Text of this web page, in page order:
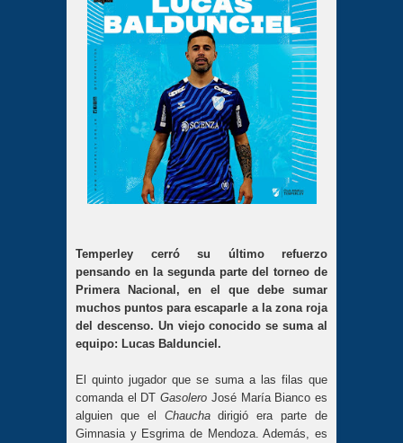
Temperley cerró su último refuerzo
pensando en la segunda parte del torneo de
Primera Nacional, en el que debe sumar
muchos puntos para escaparle a la zona roja
del descenso. Un viejo conocido se suma al
equipo: Lucas Baldunciel.
El quinto jugador que se suma a las filas que
comanda el DTGasolero José María Bianco es
alguien que el Chauchadirigió era parte de
Gimnasia y Esgrima de Mendoza. Además, es